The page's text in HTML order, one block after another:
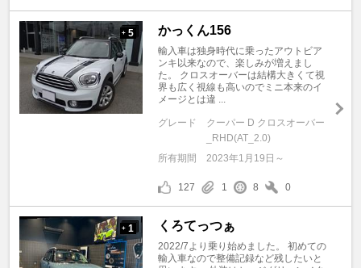
+ 5 かっくん156
輸入車は独身時代に乗ったアウトビア
ンキ以来なので、楽しみが増えまし
た。 クロスオーバーは結構大きくて視
界も広く視線も高いのでミニ本来のイ
メージとは違 ...
グレード
クーパー D クロスオーバー
_RHD(AT_2.0)
所有期間
2023年1月19日～
127 1 8 0
+ 1 くろてっつぁ
2022/7より乗り始めました。 初めての
輸入車なので整備記録など残したいと